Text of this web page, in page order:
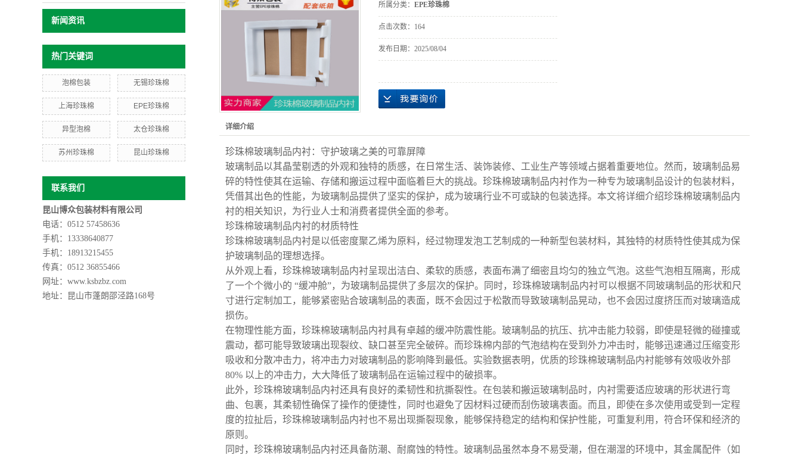
新闻资讯
热门关键词
泡棉包装 无锡珍珠棉
上海珍珠棉 EPE珍珠棉
异型泡棉 太仓珍珠棉
苏州珍珠棉 昆山珍珠棉
联系我们
昆山博众包装材料有限公司
电话：0512 57458636
手机：13338640877
手机： 18913215455
传真：0512 36855466
网址：www.ksbzbz.com
地址：
昆山市蓬朗邵泾路168号
所属分类： EPE珍珠棉
点击次数： 164
发布日期： 2025/08/04
详细介绍
珍珠棉玻璃制品内衬：守护玻璃之美的可靠屏障
玻璃制品以其晶莹剔透的外观和独特的质感，在日常生活、装饰装修、工业生产等领域占据着重要地位。然而，玻璃制品易
碎的特性使其在运输、存储和搬运过程中面临着巨大的挑战。珍珠棉玻璃制品内衬作为一种专为玻璃制品设计的包装材料，
凭借其出色的性能，为玻璃制品提供了坚实的保护，成为玻璃行业不可或缺的包装选择。本文将详细介绍珍珠棉玻璃制品内
衬的相关知识，为行业人士和消费者提供全面的参考。
珍珠棉玻璃制品内衬的材质特性
珍珠棉玻璃制品内衬是以低密度聚乙烯为原料，经过物理发泡工艺制成的一种新型包装材料，其独特的材质特性使其成为保
护玻璃制品的理想选择。
从外观上看，珍珠棉玻璃制品内衬呈现出洁白、柔软的质感，表面布满了细密且均匀的独立气泡。这些气泡相互隔离，形成
了一个个微小的 “缓冲舱”，为玻璃制品提供了多层次的保护。同时，珍珠棉玻璃制品内衬可以根据不同玻璃制品的形状和尺
寸进行定制加工，能够紧密贴合玻璃制品的表面，既不会因过于松散而导致玻璃制品晃动，也不会因过度挤压而对玻璃造成
损伤。
在物理性能方面，珍珠棉玻璃制品内衬具有卓越的缓冲防震性能。玻璃制品的抗压、抗冲击能力较弱，即使是轻微的碰撞或
震动，都可能导致玻璃出现裂纹、缺口甚至完全破碎。而珍珠棉内部的气泡结构在受到外力冲击时，能够迅速通过压缩变形
吸收和分散冲击力，将冲击力对玻璃制品的影响降到最低。实验数据表明，优质的珍珠棉玻璃制品内衬能够有效吸收外部
80% 以上的冲击力，大大降低了玻璃制品在运输过程中的破损率。
此外，珍珠棉玻璃制品内衬还具有良好的柔韧性和抗撕裂性。在包装和搬运玻璃制品时，内衬需要适应玻璃的形状进行弯
曲、包裹，其柔韧性确保了操作的便捷性，同时也避免了因材料过硬而刮伤玻璃表面。而且，即使在多次使用或受到一定程
度的拉扯后，珍珠棉玻璃制品内衬也不易出现撕裂现象，能够保持稳定的结构和保护性能，可重复利用，符合环保和经济的
原则。
同时，珍珠棉玻璃制品内衬还具备防潮、耐腐蚀的特性。玻璃制品虽然本身不易受潮，但在潮湿的环境中，其金属配件（如